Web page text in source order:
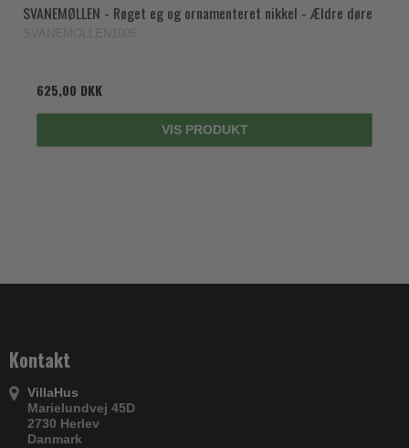
SVANEMØLLEN - Røget eg og ornamenteret nikkel - Ældre døre
625,00 DKK
VIS PRODUKT
Kontakt
VillaHus
Marielundvej 45D
2730 Herlev
Danmark